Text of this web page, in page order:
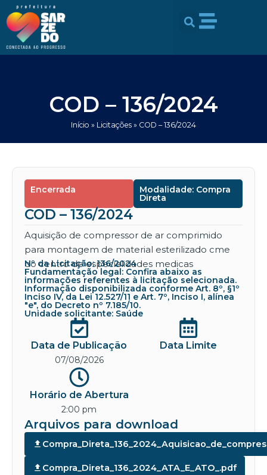
conteúdo
para
conteúdo
COD – 136/2024
Início » Licitações » COD – 136/2024
Encerrada Modalidade: Compra
Direta
COD – 136/2024
Aquisição de compressor de ar comprimido
para montagem de material esterilizado cme
do centro de especialidades medicas
Nº da Licitação: 136/2024
Fundamentação legal: Confira abaixo as
informações referentes à licitação selecionada.
Informação disponibilizada conforme Art. 8º, §1º
Inciso IV, da Lei 12.527/11 e Art. 7º, Inciso I, alínea
"e", do Decreto nº 7.185/10.
Unidade solicitante: Saúde
Data de Publicação
07/08/2026
Data Limite
Horário de Abertura
2:00 pm
Arquivos para download
Compra_Direta_136_2024_ATA_E_ATO_.pdf